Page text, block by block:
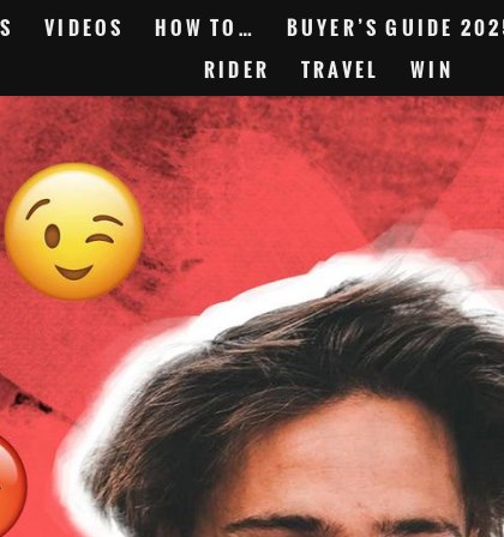
VIDEOS HOW TO… BUYER’S GUIDE
RIDER
TRAVEL WIN